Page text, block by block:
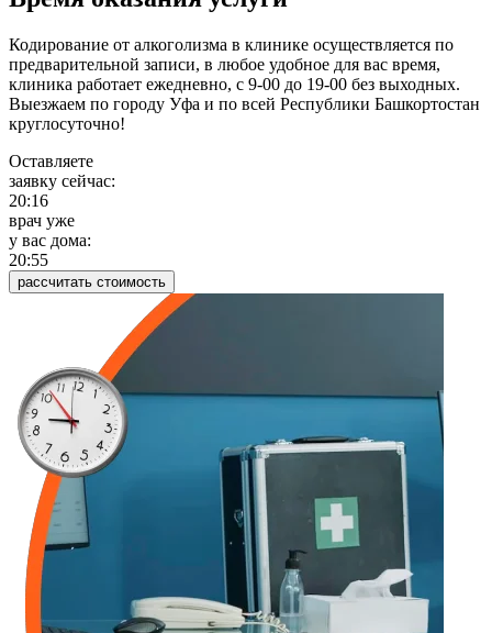
Кодирование от алкоголизма в клинике осуществляется по
предварительной записи, в любое удобное для вас время,
клиника работает ежедневно, с 9-00 до 19-00 без выходных.
Выезжаем по городу Уфа и по всей Республики Башкортостан
круглосуточно!
Оставляете
заявку сейчас:
20:16
врач уже
у вас дома:
20:55
рассчитать стоимость